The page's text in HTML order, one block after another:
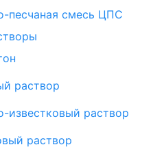
песчаная смесь ЦПС
раствор
известковый раствор
раствор